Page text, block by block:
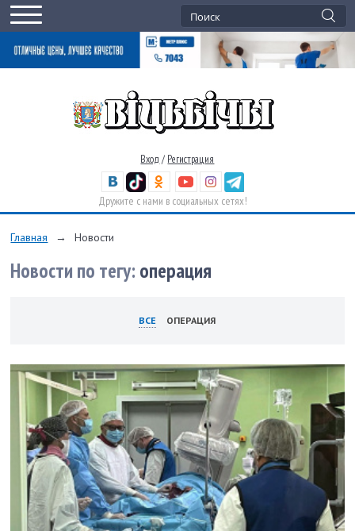
Вход / Регистрация
Дружите с нами в социальных сетях!
Главная → Новости
Новости по тегу: операция
ВСЕ ОПЕРАЦИЯ